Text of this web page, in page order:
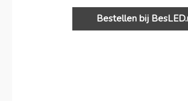
Bestellen bij